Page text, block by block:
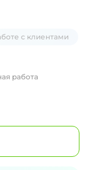
с клиентами
работа